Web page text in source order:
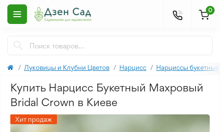
0
Луковицы и Клубни Цветов Нарцисс Нарциссы букетные
Купить Нарцисс Букетный Махровый
Bridal Crown в Киеве
Хит продаж